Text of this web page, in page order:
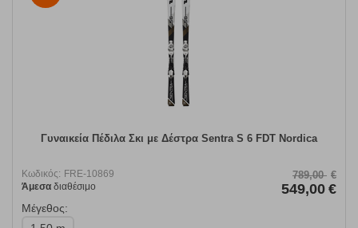
Γυναικεία Πέδιλα Σκι με Δέστρα Sentra S 6 FDT Nordica
Κωδικός: FRE-10869
Άμεσα διαθέσιμο
789,00 €
549,00 €
Μέγεθος: